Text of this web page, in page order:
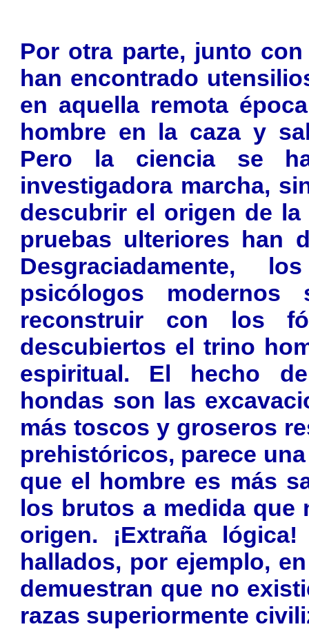
Por otra parte, junto
han encontrado
en aquella remota
hombre en la caza y
Pero la ciencia se
investigadora marcha,
descubrir el origen de la
pruebas ulteriores han
Desgraciadamente,
psicólogos modernos
reconstruir con los
descubiertos el trino
espiritual. El hecho
hondas son las
más toscos y groseros
prehistóricos, parece
que el hombre es más
los brutos a medida que
origen. ¡Extraña
hallados, por ejemplo,
demuestran que no
razas superiormente